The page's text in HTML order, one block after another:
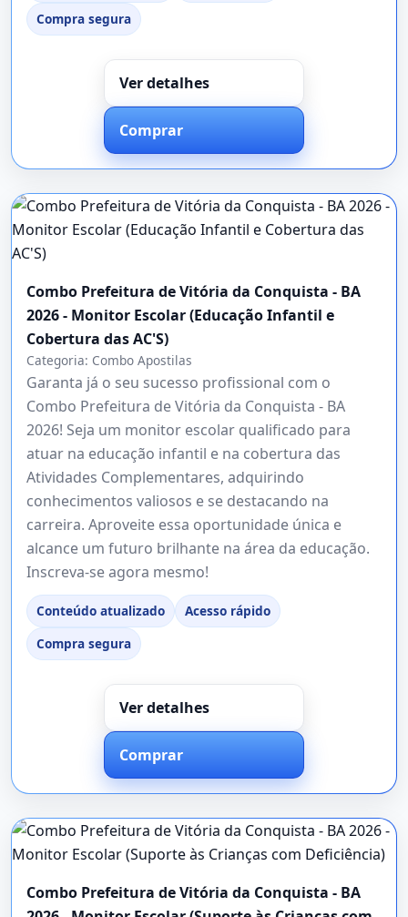
Compra segura
Ver detalhes
Comprar
Combo Prefeitura de Vitória da Conquista - BA
2026 - Monitor Escolar (Educação Infantil e
Cobertura das AC'S)
Categoria: Combo Apostilas
Garanta já o seu sucesso profissional com o
Combo Prefeitura de Vitória da Conquista - BA
2026! Seja um monitor escolar qualificado para
atuar na educação infantil e na cobertura das
Atividades Complementares, adquirindo
conhecimentos valiosos e se destacando na
carreira. Aproveite essa oportunidade única e
alcance um futuro brilhante na área da educação.
Inscreva-se agora mesmo!
Conteúdo atualizado
Acesso rápido
Compra segura
Ver detalhes
Comprar
Combo Prefeitura de Vitória da Conquista - BA